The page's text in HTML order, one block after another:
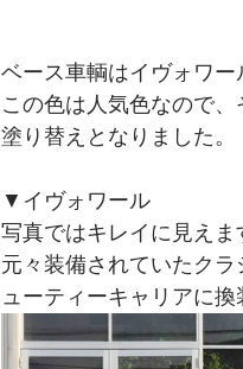
ベース車輌はイヴォワー
この色は人気色なので
塗り替えとなりました。
▼イヴォワール
写真ではキレイに見えま
元々装備されていたク
ューティーキャリアに換